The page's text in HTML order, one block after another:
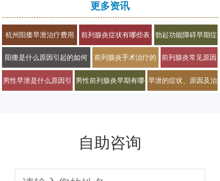
更多资讯
杭州阳痿早泄治疗费用
多少男科医院排名2026
前列腺炎症状有哪些表
现？2026年男科专家科
普治疗与预防方法
勃起功能障碍早期症
状有哪些？2026年
男科专家详解治疗方
阳痿是什么原因引起的如何
治疗才能恢复
前列腺炎手术治疗的
必要性有多大
前列腺炎常见原因
及早期症状有哪些
男性早泄是什么原因引 男性前列腺炎早期有哪 早泄的症状、原因及治
自助咨询